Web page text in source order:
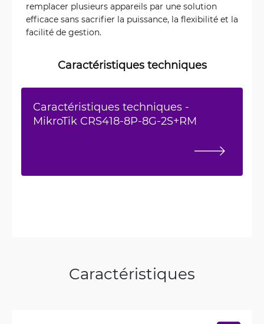
remplacer plusieurs appareils par une solution
efficace sans sacrifier la puissance, la flexibilité et la
facilité de gestion.
Caractéristiques techniques
Caractéristiques techniques -
MikroTik CRS418-8P-8G-2S+RM
Caractéristiques